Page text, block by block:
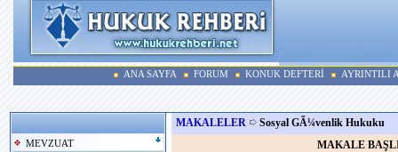
ANA SAYFA FORUM KONUK DEFTERİ AYRINTILI
MEVZUAT
MAKALELER
Sosyal GÃ¼venlik Hukuku
MAKALE